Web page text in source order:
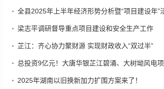
全县2025年上半年经济形势分析暨“项目建设年”
梁志平调研督导重点项目建设和安全生产工作
芷江：齐心协力聚财源 实现财政收入“双过半”
总投资9亿元！大唐华银芷江碧涌、大树坳风电
2025年湖南以旧换新加力扩围方案来了！